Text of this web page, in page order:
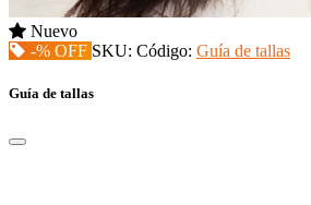
Nuevo
-% OFF SKU: Código: Guía de tallas
Guía de tallas